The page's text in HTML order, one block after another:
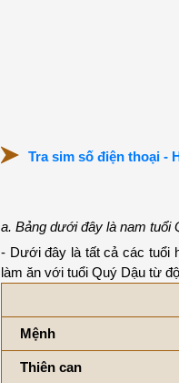
Tra sim số điện thoại -
a. Bảng dưới đây là nam tuổi
- Dưới đây là tất cả các tuổi
làm ăn với tuổi Quý Dậu từ
Mệnh
Thiên can